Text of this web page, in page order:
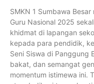
SMKN 1 Sumbawa
Guru Nasional 2025
khidmat di lapangan
kepada para pendidik,
Seni Siswa di Panggung
bakat, dan semangat
momentum istimewa ini.